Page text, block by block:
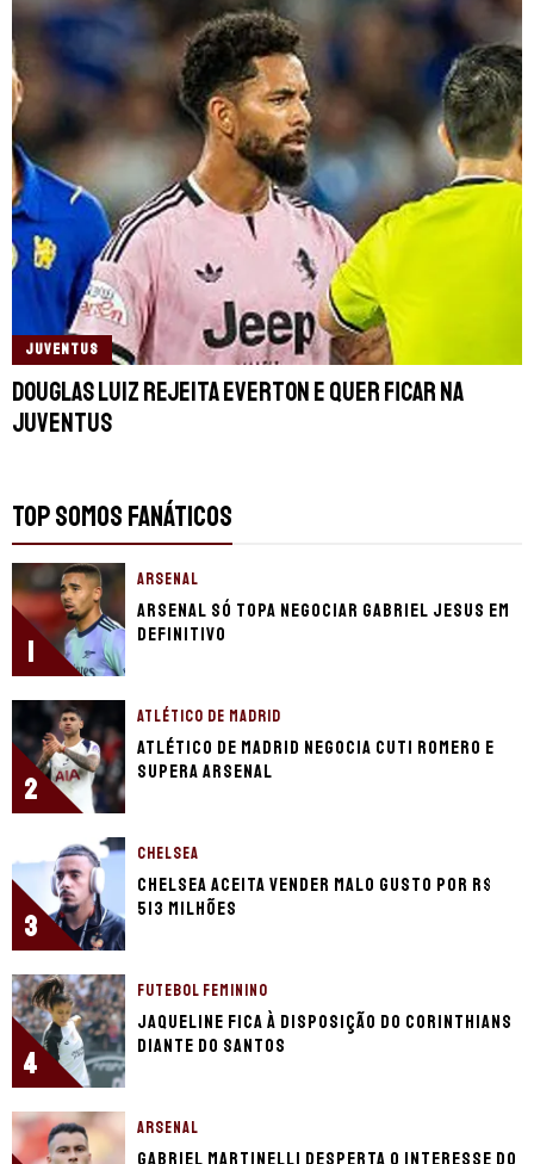
JUVENTUS
Douglas Luiz rejeita Everton e quer ficar na
Juventus
TOP SOMOS FANÁTICOS
1
ARSENAL
Arsenal só topa negociar Gabriel Jesus em
definitivo
2
ATLÉTICO DE MADRID
Atlético de Madrid negocia Cuti Romero e
supera Arsenal
3
CHELSEA
Chelsea aceita vender Malo Gusto por R$
513 milhões
4
FUTEBOL FEMININO
Jaqueline fica à disposição do Corinthians
diante do Santos
ARSENAL